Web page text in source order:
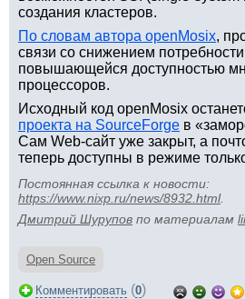
создания кластеров.
По словам автора openMosix,
связи со снижением
повышающейся доступностью
процессоров.
Исходный код openMosix
проекта на SourceForge в
Сам Web-сайт уже закрыт, а
теперь доступны в режиме
Постоянная ссылка к новости:
https://www.nixp.ru/news/8932.html.
Дмитрий Шурупов по материалам
Open Source
Комментировать (0)